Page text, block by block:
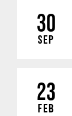
30
SEP
23
FEB